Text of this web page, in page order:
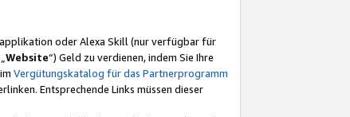
oder Alexa Skill (nur verfügbar für
Website“) Geld zu verdienen, indem Sie Ihre
Vergütungskatalog für das Partnerprogramm
Entsprechende Links müssen dieser